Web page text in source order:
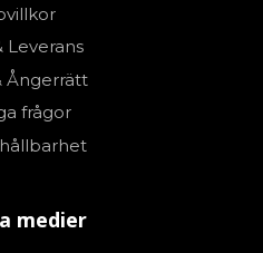
Leverans
Ångerrätt
frågor
medier